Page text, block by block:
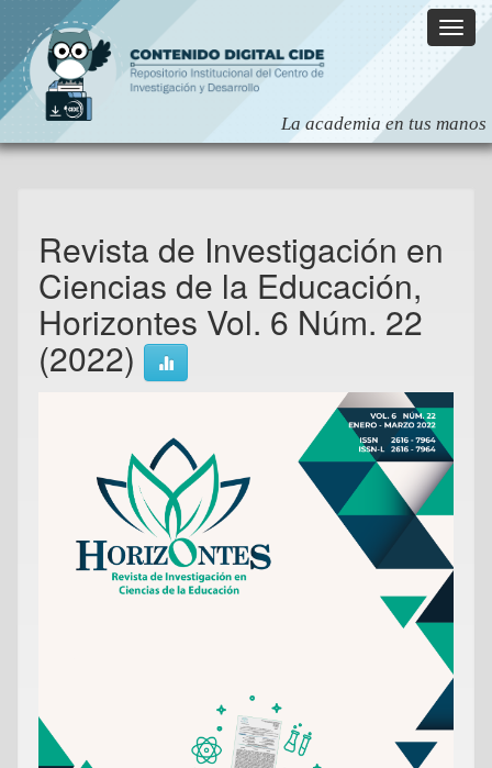
navigation
Revista de Investigación en
Ciencias de la Educación,
Horizontes Vol. 6 Núm. 22
(2022)